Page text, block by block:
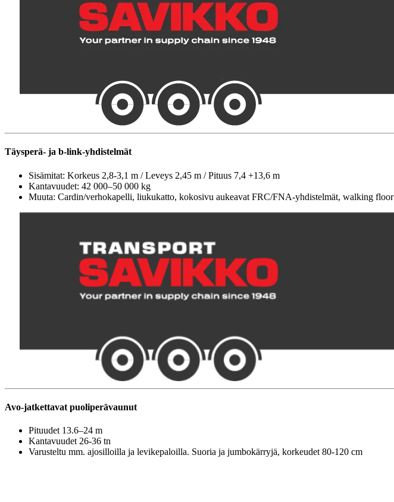
Täysperä- ja b-link-yhdistelmät
Sisämitat: Korkeus 2,8-3,1 m / Leveys 2,45 m / Pituus 7,4 +13,6 m
Kantavuudet: 42 000–50 000 kg
Muuta: Cardin/verhokapelli, liukukatto, kokosivu aukeavat FRC/FNA-yhdistelmät, walking floor
Avo-jatkettavat puoliperävaunut
Pituudet 13.6–24 m
Kantavuudet 26-36 tn
Varusteltu mm. ajosilloilla ja levikepaloilla. Suoria ja jumbokärryjä, korkeudet 80-120 cm